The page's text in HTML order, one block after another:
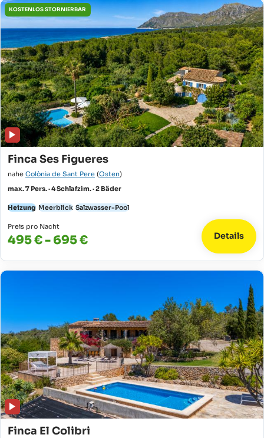
KOSTENLOS STORNIERBAR
Finca Ses Figueres
nahe Colònia de Sant Pere (Osten)
max. 7 Pers. · 4 Schlafzim. · 2 Bäder
Heizung Meerblick Salzwasser-Pool
Preis pro Nacht
495 € - 695 € Details
Finca El Colibri